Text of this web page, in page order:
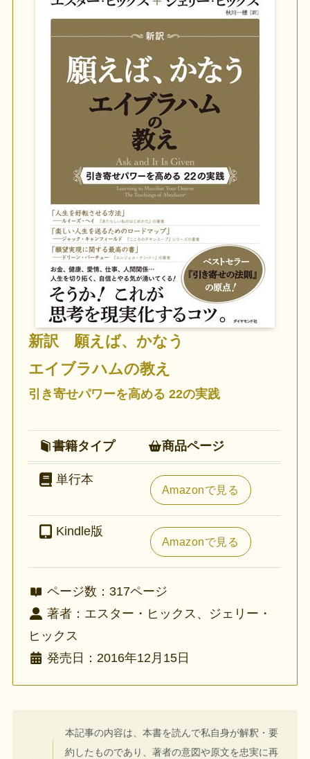
新訳 願えば、かなう
エイブラハムの教え
引き寄せパワーを高める 22の実践
書籍タイプ 商品ページ
単行本
Amazonで見る
Kindle版
Amazonで見る
ページ数：317ページ
著者：エスター・ヒックス、ジェリー・
ヒックス
発売日：2016年12月15日
本記事の内容は、本書を読んで私自身が解釈・要
約したものであり、著者の意図や原文を忠実に再